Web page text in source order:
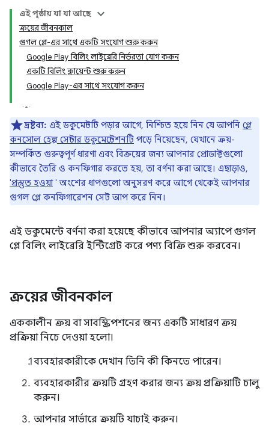
এই পৃষ্ঠায় যা যা আছে
ক্রয়ের জীবনকাল
গুগল প্লে-এর সাথে একটি সংযোগ শুরু করুন
Google Play বিলিং লাইব্রেরি নির্ভরতা যোগ করুন
একটি বিলিং ক্লায়েন্ট শুরু করুন
Google Play-এর সাথে সংযোগ করুন
দ্রষ্টব্য: এই ডকুমেন্টটি পড়ার আগে, নিশ্চিত হয়ে নিন যে আপনি প্লে
কনসোল হেল্প সেন্টার ডকুমেন্টেশনটি পড়ে নিয়েছেন, যেখানে ক্রয়-
সম্পর্কিত গুরুত্বপূর্ণ ধারণা এবং বিক্রয়ের জন্য আপনার প্রোডাক্টগুলো
কীভাবে তৈরি ও কনফিগার করতে হয়, তা বর্ণনা করা আছে। এছাড়াও,
'প্রস্তুত হওয়া' অংশের ধাপগুলো অনুসরণ করে আগে থেকেই আপনার
গুগল প্লে কনফিগারেশন সেট আপ করে নিন।
এই ডকুমেন্টে বর্ণনা করা হয়েছে কীভাবে আপনার অ্যাপে গুগল
প্লে বিলিং লাইব্রেরি ইন্টিগ্রেট করে পণ্য বিক্রি শুরু করবেন।
ক্রয়ের জীবনকাল
এককালীন ক্রয় বা সাবস্ক্রিপশনের জন্য একটি সাধারণ ক্রয়
প্রক্রিয়া নিচে দেওয়া হলো।
ব্যবহারকারীকে দেখান তিনি কী কিনতে পারেন।
ব্যবহারকারীর ক্রয়টি গ্রহণ করার জন্য ক্রয় প্রক্রিয়াটি চালু
করুন।
আপনার সার্ভারে ক্রয়টি যাচাই করুন।